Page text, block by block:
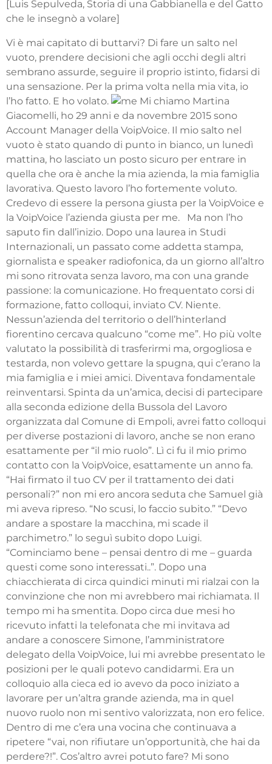
[Luis Sepulveda, Storia di una Gabbianella e del Gatto
che le insegnò a volare]
Vi è mai capitato di buttarvi? Di fare un salto nel
vuoto, prendere decisioni che agli occhi degli altri
sembrano assurde, seguire il proprio istinto, fidarsi di
una sensazione. Per la prima volta nella mia vita, io
l’ho fatto. E ho volato.
Mi chiamo Martina
Giacomelli, ho 29 anni e da novembre 2015 sono
Account Manager della VoipVoice. Il mio salto nel
vuoto è stato quando di punto in bianco, un lunedì
mattina, ho lasciato un posto sicuro per entrare in
quella che ora è anche la mia azienda, la mia famiglia
lavorativa. Questo lavoro l’ho fortemente voluto.
Credevo di essere la persona giusta per la VoipVoice e
la VoipVoice l’azienda giusta per me. Ma non l’ho
saputo fin dall’inizio. Dopo una laurea in Studi
Internazionali, un passato come addetta stampa,
giornalista e speaker radiofonica, da un giorno all’altro
mi sono ritrovata senza lavoro, ma con una grande
passione: la comunicazione. Ho frequentato corsi di
formazione, fatto colloqui, inviato CV. Niente.
Nessun’azienda del territorio o dell’hinterland
fiorentino cercava qualcuno “come me”. Ho più volte
valutato la possibilità di trasferirmi ma, orgogliosa e
testarda, non volevo gettare la spugna, qui c’erano la
mia famiglia e i miei amici. Diventava fondamentale
reinventarsi. Spinta da un’amica, decisi di partecipare
alla seconda edizione della Bussola del Lavoro
organizzata dal Comune di Empoli, avrei fatto colloqui
per diverse postazioni di lavoro, anche se non erano
esattamente per “il mio ruolo”. Lì ci fu il mio primo
contatto con la VoipVoice, esattamente un anno fa.
“Hai firmato il tuo CV per il trattamento dei dati
personali?” non mi ero ancora seduta che Samuel già
mi aveva ripreso. “No scusi, lo faccio subito.” “Devo
andare a spostare la macchina, mi scade il
parchimetro.” lo seguì subito dopo Luigi.
“Cominciamo bene – pensai dentro di me – guarda
questi come sono interessati..”. Dopo una
chiacchierata di circa quindici minuti mi rialzai con la
convinzione che non mi avrebbero mai richiamata. Il
tempo mi ha smentita. Dopo circa due mesi ho
ricevuto infatti la telefonata che mi invitava ad
andare a conoscere Simone, l’amministratore
delegato della VoipVoice, lui mi avrebbe presentato le
posizioni per le quali potevo candidarmi. Era un
colloquio alla cieca ed io avevo da poco iniziato a
lavorare per un’altra grande azienda, ma in quel
nuovo ruolo non mi sentivo valorizzata, non ero felice.
Dentro di me c’era una vocina che continuava a
ripetere “vai, non rifiutare un’opportunità, che hai da
perdere?!”. Cos’altro avrei potuto fare? Mi sono